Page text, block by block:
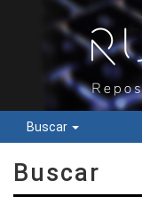
Buscar
Buscar